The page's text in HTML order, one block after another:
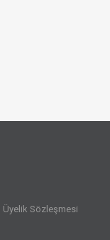
Üyelik Sözleşmesi